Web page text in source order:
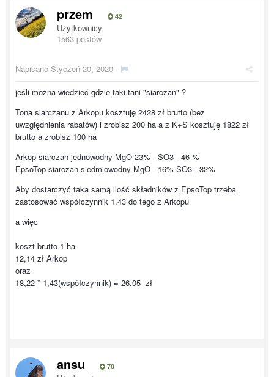
przem 42
Użytkownicy
1563 postów
Napisano Styczeń 20, 2020 ·
jeśli można wiedzieć gdzie taki tani "siarczan" ?
Tona siarczanu z Arkopu kosztuję 2428 zł brutto (bez
uwzględnienia rabatów) i zrobisz 200 ha a z K+S kosztuję 1822 zł
brutto a zrobisz 100 ha
Arkop siarczan jednowodny MgO 23% - SO3 - 46 %
EpsoTop siarczan siedmiowodny MgO - 16% SO3 - 32%
Aby dostarczyć taka samą ilość składników z EpsoTop trzeba
zastosować współczynnik 1,43 do tego z Arkopu
a więc
koszt brutto 1 ha
12,14 zł Arkop
oraz
18,22 * 1,43(współczynnik) = 26,05 zł
ansu 70